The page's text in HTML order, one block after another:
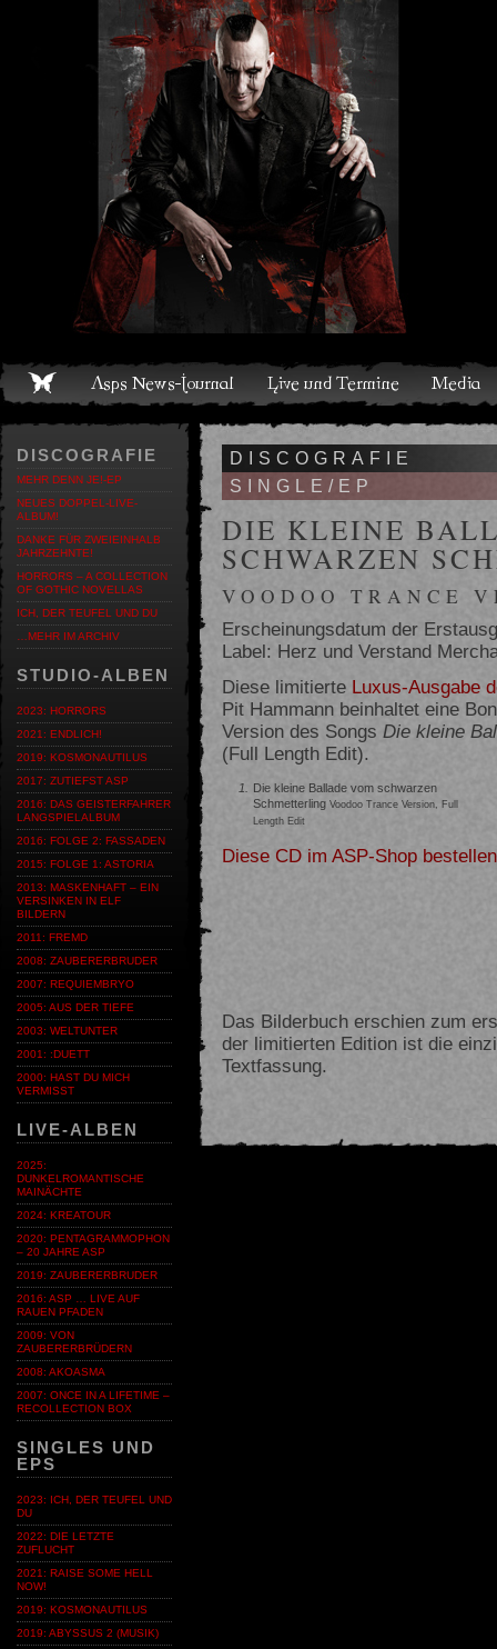
Live und Termine Media Shop Band Discografie
DISCOGRAFIE
MEHR DENN JE!-EP
NEUES DOPPEL-LIVE-
ALBUM!
DANKE FÜR ZWEIEINHALB
JAHRZEHNTE!
HORRORS – A COLLECTION
OF GOTHIC NOVELLAS
ICH, DER TEUFEL UND DU
…MEHR IM ARCHIV
STUDIO-ALBEN
2023: HORRORS
2021: ENDLICH!
2019: KOSMONAUTILUS
2017: ZUTIEFST ASP
2016: DAS GEISTERFAHRER
LANGSPIELALBUM
2016: FOLGE 2: FASSADEN
2015: FOLGE 1: ASTORIA
2013: MASKENHAFT – EIN
VERSINKEN IN ELF
BILDERN
2011: FREMD
2008: ZAUBERERBRUDER
2007: REQUIEMBRYO
2005: AUS DER TIEFE
2003: WELTUNTER
2001: :DUETT
2000: HAST DU MICH
VERMISST
LIVE-ALBEN
2025:
DUNKELROMANTISCHE
MAINÄCHTE
2024: KREATOUR
2020: PENTAGRAMMOPHON
– 20 JAHRE ASP
2019: ZAUBERERBRUDER
2016: ASP … LIVE AUF
RAUEN PFADEN
2009: VON
ZAUBERERBRÜDERN
2008: AKOASMA
2007: ONCE IN A LIFETIME –
RECOLLECTION BOX
SINGLES UND
EPS
2023: ICH, DER TEUFEL UND
DU
2022: DIE LETZTE
ZUFLUCHT
2021: RAISE SOME HELL
NOW!
2019: KOSMONAUTILUS
2019: ABYSSUS 2 (MUSIK)
DISCOGRAFIE
SINGLE/EP
DIE KLEINE
SCHWARZEN
VOODOO TRANCE
Erscheinungsdatum der
Label: Herz und Verstand
Diese limitierte Luxus-Ausgabe
Pit Hammann beinhaltet eine
Version des Songs Die kleine
(Full Length Edit).
1.
Die kleine Ballade vom schwarzen
Schmetterling Voodoo Trance Version, Full
Length Edit
Diese CD im ASP-Shop bestellen
Das Bilderbuch erschien zum
der limitierten Edition ist die
Textfassung.